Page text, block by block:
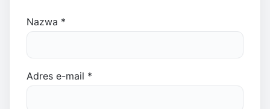
Nazwa *
Adres e-mail *